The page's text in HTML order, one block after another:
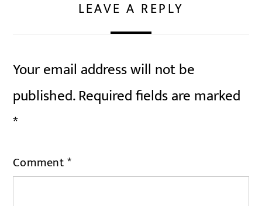
LEAVE A REPLY
Your email address will not be
published.Required fields are marked
*
Comment*